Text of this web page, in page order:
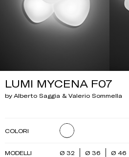
LUMI MYCENA F07
by Alberto Saggia & Valerio Sommella
COLORI
MODELLI Ø 32 Ø 36 Ø 46